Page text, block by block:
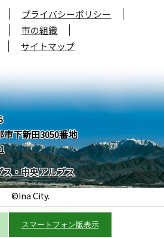
プライバシーポリシー
市の組織
サイトマップ
下新田3050番地
・中央アルプス
©Ina City.
スマートフォン版表示